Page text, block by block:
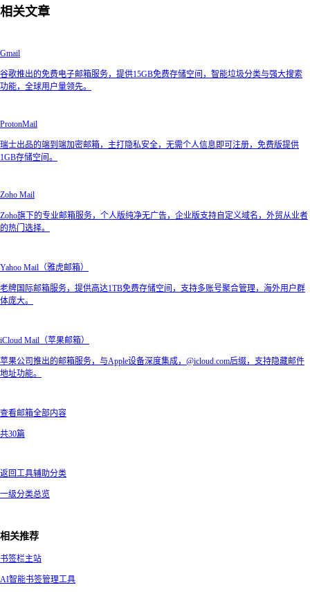
相关文章
Gmail
谷歌推出的免费电子邮箱服务，提供15GB免费存储空间，智能垃圾分类与强大搜索
功能，全球用户量领先。
ProtonMail
瑞士出品的端到端加密邮箱，主打隐私安全，无需个人信息即可注册，免费版提供
1GB存储空间。
Zoho Mail
Zoho旗下的专业邮箱服务，个人版纯净无广告，企业版支持自定义域名，外贸从业者
的热门选择。
Yahoo Mail（雅虎邮箱）
老牌国际邮箱服务，提供高达1TB免费存储空间，支持多账号聚合管理，海外用户群
体庞大。
iCloud Mail（苹果邮箱）
苹果公司推出的邮箱服务，与Apple设备深度集成，@icloud.com后缀，支持隐藏邮件
地址功能。
查看邮箱全部内容
共30篇
返回工具辅助分类
一级分类总览
相关推荐
书签栏主站
AI智能书签管理工具